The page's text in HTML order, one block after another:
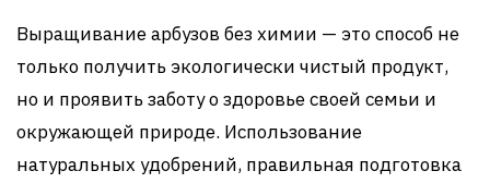
Выращивание арбузов без химии — это способ не
только получить экологически чистый продукт,
но и проявить заботу о здоровье своей семьи и
окружающей природе. Использование
натуральных удобрений, правильная подготовка